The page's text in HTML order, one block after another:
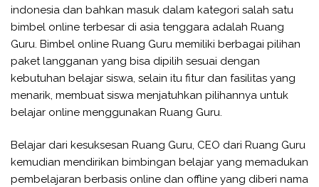
indonesia dan bahkan masuk dalam kategori salah satu
bimbel online terbesar di asia tenggara adalah Ruang
Guru. Bimbel online Ruang Guru memiliki berbagai pilihan
paket langganan yang bisa dipilih sesuai dengan
kebutuhan belajar siswa, selain itu fitur dan fasilitas yang
menarik, membuat siswa menjatuhkan pilihannya untuk
belajar online menggunakan Ruang Guru.
Belajar dari kesuksesan Ruang Guru, CEO dari Ruang Guru
kemudian mendirikan bimbingan belajar yang memadukan
pembelajaran berbasis online dan offline yang diberi nama